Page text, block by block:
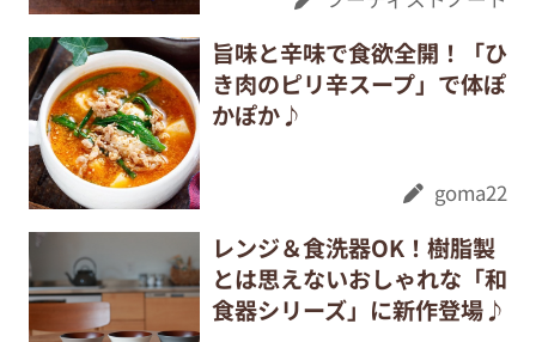
旨味と辛味で食欲全開！「ひ
き肉のピリ辛スープ」で体ぽ
かぽか♪
goma22
レンジ＆食洗器OK！樹脂製
とは思えないおしゃれな「和
食器シリーズ」に新作登場♪